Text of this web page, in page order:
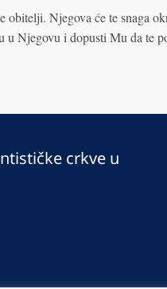
obitelji. Njegova će te snaga
Njegovu i dopusti Mu da te
crkve u